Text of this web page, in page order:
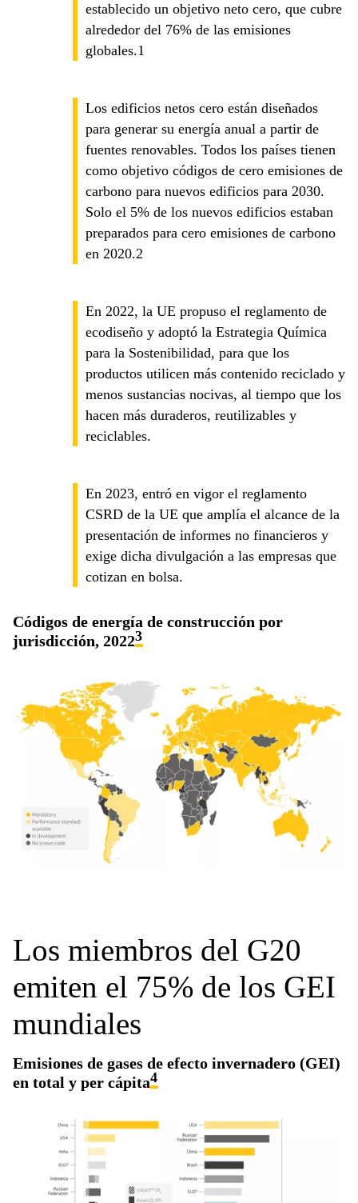
establecido un objetivo neto cero, que cubre
alrededor del 76% de las emisiones
globales.1
Los edificios netos cero están diseñados
para generar su energía anual a partir de
fuentes renovables. Todos los países tienen
como objetivo códigos de cero emisiones de
carbono para nuevos edificios para 2030.
Solo el 5% de los nuevos edificios estaban
preparados para cero emisiones de carbono
en 2020.2
En 2022, la UE propuso el reglamento de
ecodiseño y adoptó la Estrategia Química
para la Sostenibilidad, para que los
productos utilicen más contenido reciclado y
menos sustancias nocivas, al tiempo que los
hacen más duraderos, reutilizables y
reciclables.
En 2023, entró en vigor el reglamento
CSRD de la UE que amplía el alcance de la
presentación de informes no financieros y
exige dicha divulgación a las empresas que
cotizan en bolsa.
Códigos de energía de construcción por
jurisdicción, 20223
Los miembros del G20
emiten el 75% de los GEI
mundiales
Emisiones de gases de efecto invernadero (GEI)
en total y per cápita4